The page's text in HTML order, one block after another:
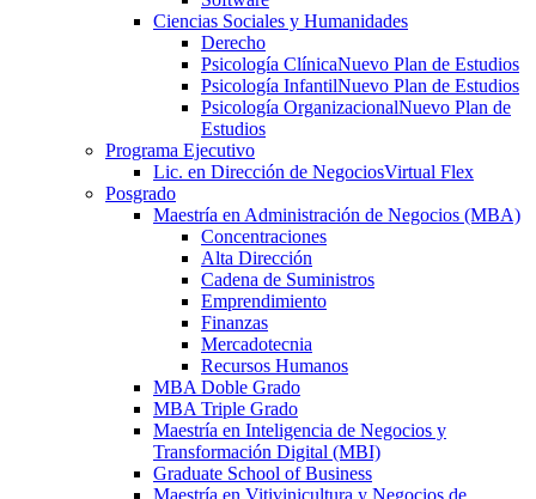
Ciencias Sociales y Humanidades
Derecho
Psicología ClínicaNuevo Plan de Estudios
Psicología InfantilNuevo Plan de Estudios
Psicología OrganizacionalNuevo Plan de
Estudios
Programa Ejecutivo
Lic. en Dirección de NegociosVirtual Flex
Posgrado
Maestría en Administración de Negocios (MBA)
Concentraciones
Alta Dirección
Cadena de Suministros
Emprendimiento
Finanzas
Mercadotecnia
Recursos Humanos
MBA Doble Grado
MBA Triple Grado
Maestría en Inteligencia de Negocios y
Transformación Digital (MBI)
Graduate School of Business
Maestría en Vitivinicultura y Negocios de